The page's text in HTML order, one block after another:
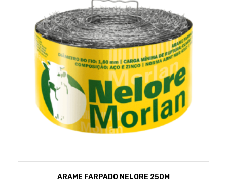
ARAME FARPADO NELORE 250M